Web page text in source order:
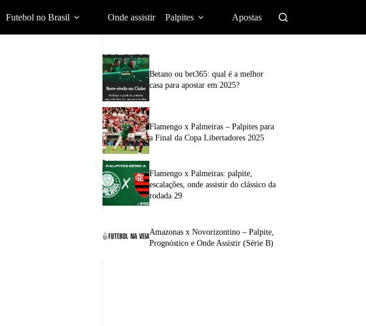
Futebol no Brasil Onde assistir Palpites Apostas
Betano ou bet365: qual é a melhor
casa para apostar em 2025?
Flamengo x Palmeiras – Palpites para
a Final da Copa Libertadores 2025
Flamengo x Palmeiras: palpite,
escalações, onde assistir do clássico da
rodada 29
Amazonas x Novorizontino – Palpite,
Prognóstico e Onde Assistir (Série B)